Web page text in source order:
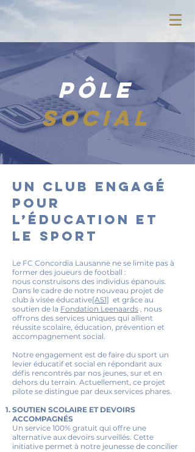
pôle
social
Un club engagé
pour
l’éducation et
le sport
Le FC Concordia Lausanne ne se limite pas à
former des joueurs de football :
nous construisons des individus épanouis.
Dans le cadre de notre nouveau projet de
club à visée éducative[AS1] et grâce au
soutien de la Fondation Leenaards , nous
offrons des services uniques qui allient
réussite scolaire, éducation, prévention et
accompagnement social.
Notre engagement est de faire du sport un
levier éducatif et social en répondant aux
défis rencontrés par nos jeunes, sur et en
dehors du terrain. Actuellement, ce projet
pilote se distingue par deux services phares.
SOUTIEN SCOLAIRE ET DEVOIRS
ACCOMPAGNÉS
Un service 100% gratuit qui offre une
alternative aux devoirs surveillés. Cette
initiative permet à notre jeunesse de concilier